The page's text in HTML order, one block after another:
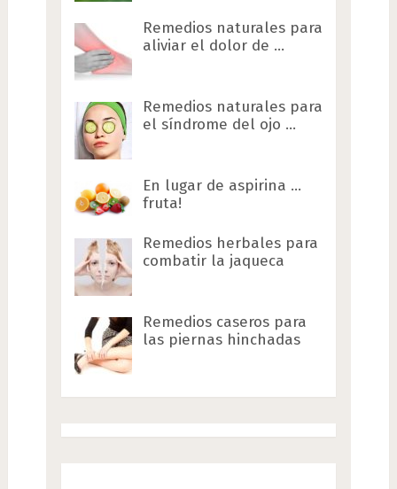
Remedios naturales para
aliviar el dolor de …
Remedios naturales para
el síndrome del ojo …
En lugar de aspirina …
fruta!
Remedios herbales para
combatir la jaqueca
Remedios caseros para
las piernas hinchadas